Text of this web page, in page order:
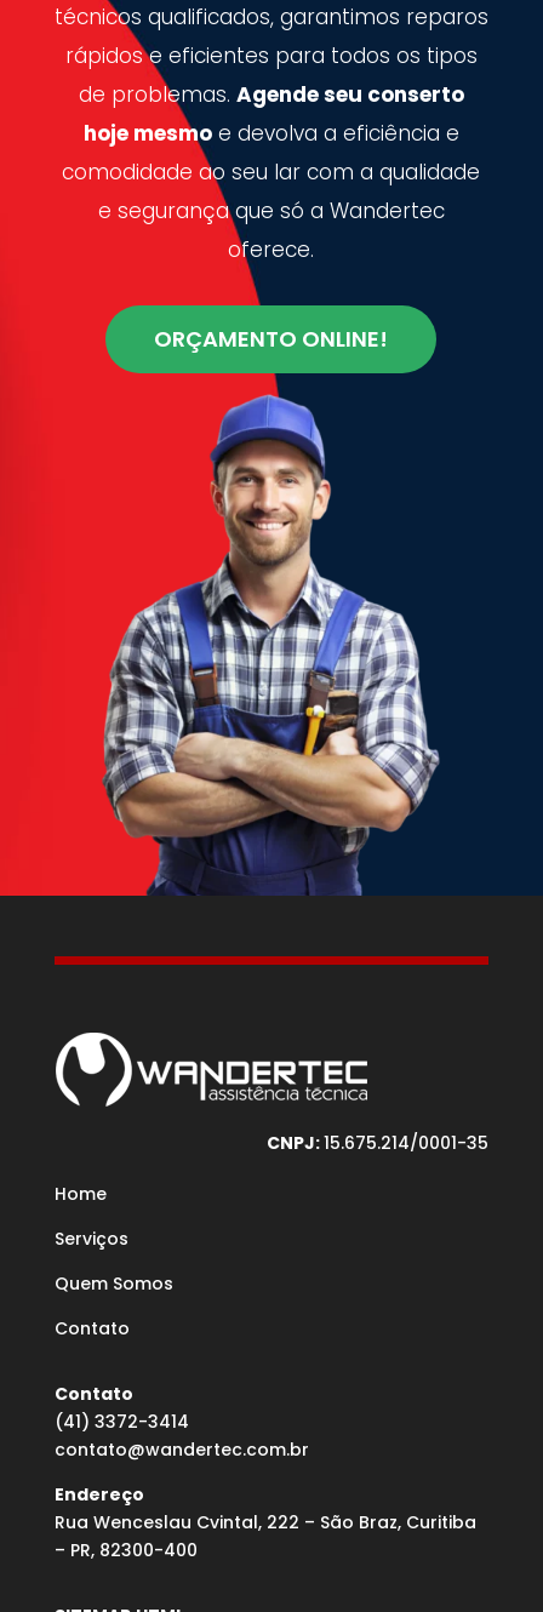
técnicos qualificados, garantimos reparos
rápidos e eficientes para todos os tipos
de problemas. Agende seu conserto
hoje mesmoe devolva a eficiência e
comodidade ao seu lar com a qualidade
e segurança que só a Wandertec
oferece.
ORÇAMENTO ONLINE!
CNPJ:15.675.214/0001-35
Home
Serviços
Quem Somos
Contato
Contato
(41) 3372-3414
contato@wandertec.com.br
Endereço
Rua Wenceslau Cvintal, 222 – São Braz, Curitiba
– PR, 82300-400